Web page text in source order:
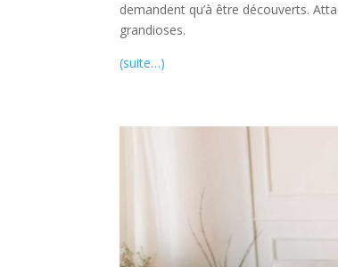
demandent qu’à être découverts.
grandioses.
(suite…)